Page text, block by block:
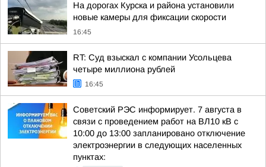
На дорогах Курска и района установили
новые камеры для фиксации скорости
16:45
RT: Суд взыскал с компании Усольцева
четыре миллиона рублей
16:45
Советский РЭС информирует. 7 августа в
связи с проведением работ на ВЛ10 кВ с
10:00 до 13:00 запланировано отключение
электроэнергии в следующих населенных
пунктах: